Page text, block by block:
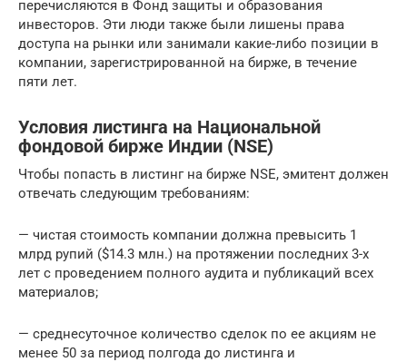
перечисляются в Фонд защиты и образования
инвесторов. Эти люди также были лишены права
доступа на рынки или занимали какие-либо позиции в
компании, зарегистрированной на бирже, в течение
пяти лет.
Условия листинга на Национальной
фондовой бирже Индии (NSE)
Чтобы попасть в листинг на бирже NSE, эмитент должен
отвечать следующим требованиям:
— чистая стоимость компании должна превысить 1
млрд рупий ($14.3 млн.) на протяжении последних 3-х
лет с проведением полного аудита и публикаций всех
материалов;
— среднесуточное количество сделок по ее акциям не
менее 50 за период полгода до листинга и